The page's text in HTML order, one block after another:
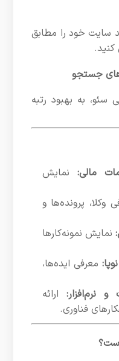
سایت خود را مطابق
کنید.
سئو، به بهبود رتبه
مالی: نمایش
وکلا، پرونده‌ها و
نمایش نمونه‌کارها
معرفی ایده‌ها،
نرم‌افزار: ارائه
فناوری.